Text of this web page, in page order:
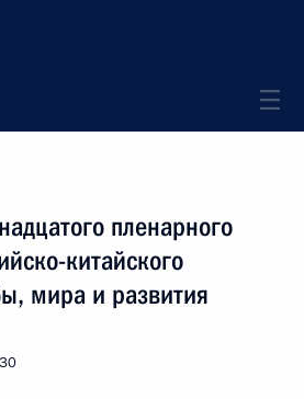
пленарного
китайского
мира и развития